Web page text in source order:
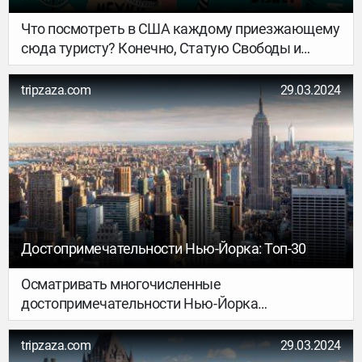
окрестностях.
Что посмотреть в США каждому приезжающему
сюда туристу? Конечно, Статую Свободы и
Голливудскую Аллею звезд, ответят бывалые
путешественники. Но есть и еще множество
интересных мест в Соединенных штатах,
которые наверняка надолго останутся в памяти
туриста. Мы же сделали краткий обзор, где
описали основные достопримечательности
США.
tripzaza.com 29.03.2024
Достопримечательности Нью-Йорка: Топ-30
Осматривать многочисленные
достопримечательности Нью-Йорка
рекомендуется с опытными гидами. Если вы не
хотите нанимать сопровождающего,
tripzaza.com 29.03.2024